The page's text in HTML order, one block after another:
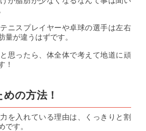
ニスプレイヤーや卓球の選手は左右
量が違うはずです。
思ったら、体全体で考えて地道に頑
！
の方法！
を入れている理由は、くっきりと割
です。